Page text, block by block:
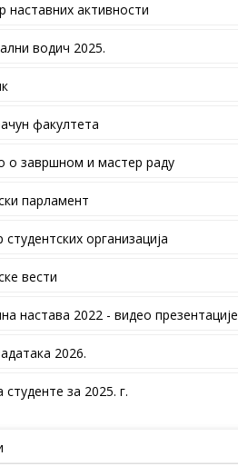
наставних активности
водич 2025.
факултета
о завршном и мастер раду
парламент
студентских организација
вести
настава 2022 - видео презентације
2026.
студенте за 2025. г.